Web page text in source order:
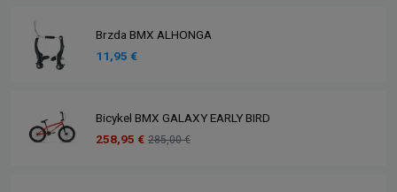
Brzda BMX ALHONGA
11,95 €
Bicykel BMX GALAXY EARLY BIRD
258,95 € 285,00 €